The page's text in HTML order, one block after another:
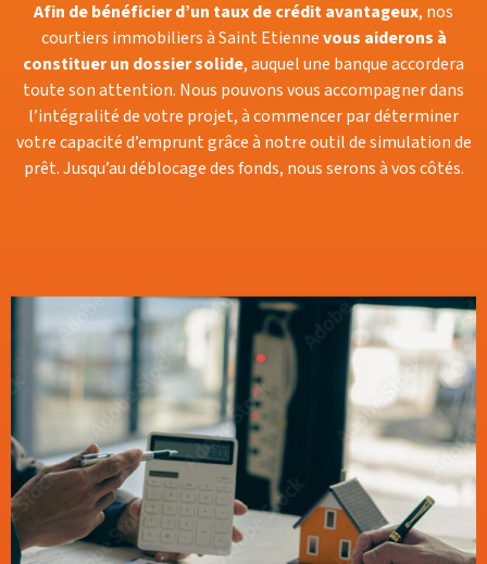
Afin de bénéficier d’un taux de crédit avantageux, nos
courtiers immobiliers à Saint Etiennevous aiderons à
constituer un dossier solide, auquel une banque accordera
toute son attention. Nous pouvons vous accompagner dans
l’intégralité de votre projet, à commencer par déterminer
votre capacité d’emprunt grâce à notre outil de simulation de
prêt. Jusqu’au déblocage des fonds, nous serons à vos côtés.